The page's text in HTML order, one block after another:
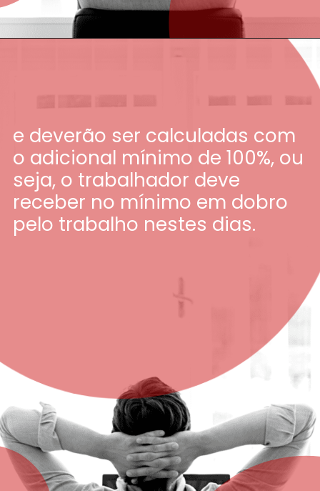
e deverão ser calculadas com
o adicional mínimo de 100%, ou
seja, o trabalhador deve
receber no mínimo em dobro
pelo trabalho nestes dias.